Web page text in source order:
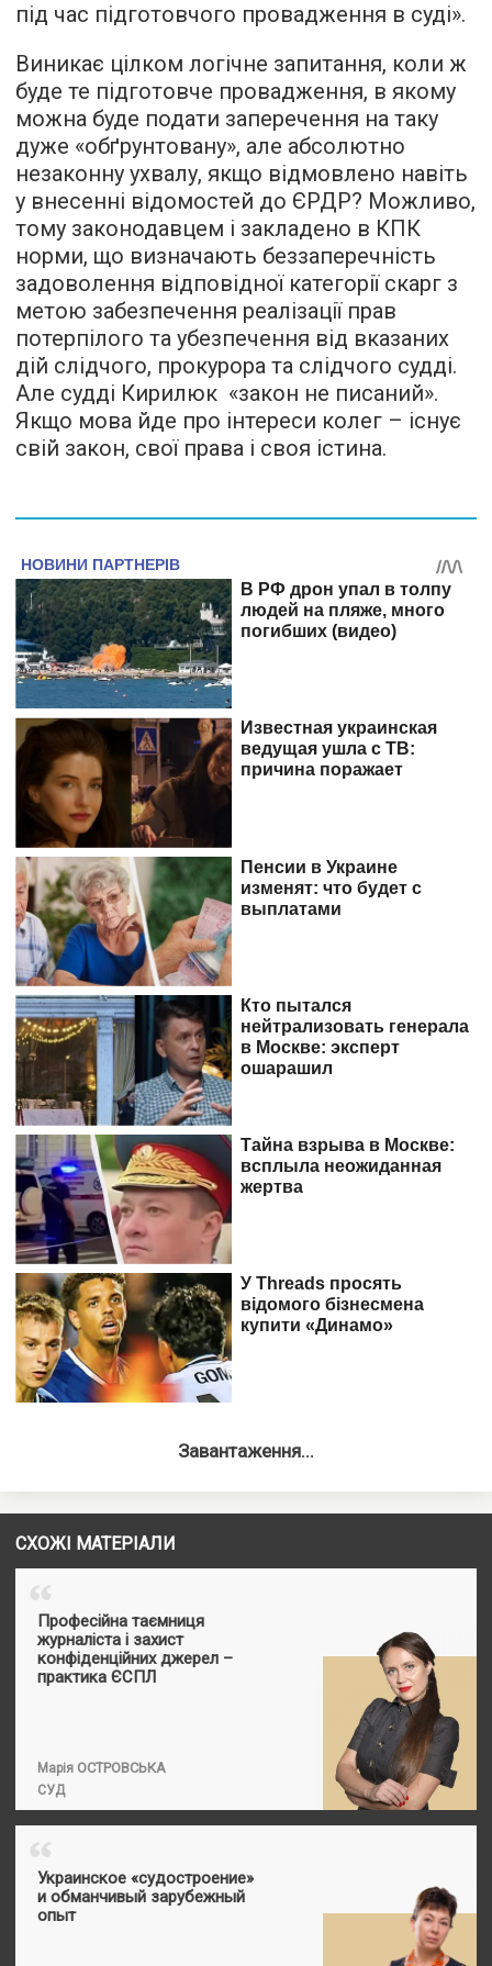
під час підготовчого провадження в суді».
Виникає цілком логічне запитання, коли ж
буде те підготовче провадження, в якому
можна буде подати заперечення на таку
дуже «обґрунтовану», але абсолютно
незаконну ухвалу, якщо відмовлено навіть
у внесенні відомостей до ЄРДР? Можливо,
тому законодавцем і закладено в КПК
норми, що визначають беззаперечність
задоволення відповідної категорії скарг з
метою забезпечення реалізації прав
потерпілого та убезпечення від вказаних
дій слідчого, прокурора та слідчого судді.
Але судді Кирилюк «закон не писаний».
Якщо мова йде про інтереси колег – існує
свій закон, свої права і своя істина.
Завантаження...
СХОЖІ МАТЕРІАЛИ
“Професійна таємниця
журналіста і захист
конфіденційних джерел –
практика ЄСПЛ
Марія ОСТРОВСЬКА
СУД
“
Украинское «судостроение»
и обманчивый зарубежный
опыт